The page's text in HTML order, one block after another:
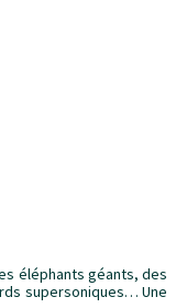
éléphants géants, des
supersoniques… Une